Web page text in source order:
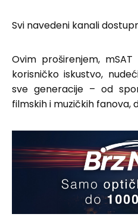
Svi navedeni kanali
Ovim proširenjem,
korisničko iskustvo,
sve generacije – od
filmskih i muzičkih fanova,